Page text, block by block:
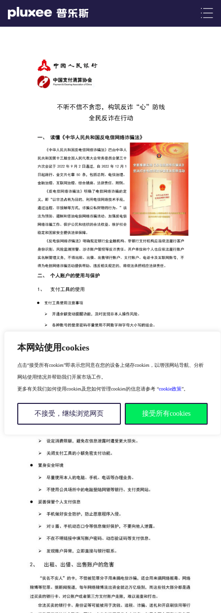
本网站使用cookies
点击“接受所有cookies”即表示您同意在您的设备上储存cookies，以增强网站导航、分析
网站使用情况并帮助我们开展市场工作。
更多有关我们如何使用cookies及您如何管理cookies的信息请参考 “cookie政策”。
不接受，继续浏览网页 接受所有cookies